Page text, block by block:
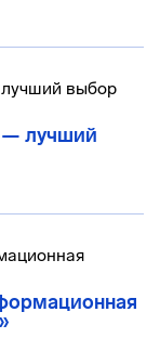
— лучший